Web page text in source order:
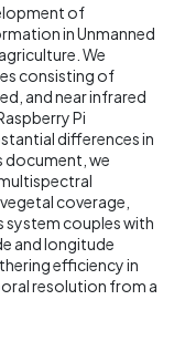
of
in Unmanned
We
consisting of
and near infrared
Pi
differences in
document, we
coverage,
system couples with
and longitude
efficiency in
resolution from a